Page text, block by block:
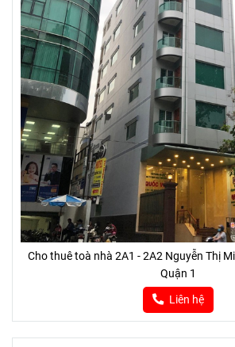
Cho thuê toà nhà 2A1 - 2A2 Nguyễn Thị
Quận 1
Liên hệ